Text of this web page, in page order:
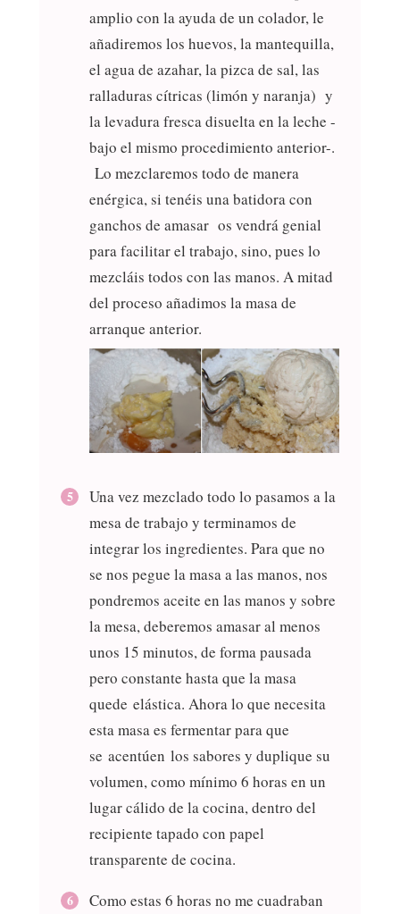
amplio con la ayuda de un colador, le
añadiremos los huevos, la mantequilla,
el agua de azahar, la pizca de sal, las
ralladuras cítricas (limón y naranja) y
la levadura fresca disuelta en la leche -
bajo el mismo procedimiento anterior-.
Lo mezclaremos todo de manera
enérgica, si tenéis una batidora con
ganchos de amasar os vendrá genial
para facilitar el trabajo, sino, pues lo
mezcláis todos con las manos. A mitad
del proceso añadimos la masa de
arranque anterior.
Una vez mezclado todo lo pasamos a la
mesa de trabajo y terminamos de
integrar los ingredientes. Para que no
se nos pegue la masa a las manos, nos
pondremos aceite en las manos y sobre
la mesa, deberemos amasar al menos
unos 15 minutos, de forma pausada
pero constante hasta que la masa
quede elástica. Ahora lo que necesita
esta masa es fermentar para que
se acentúen los sabores y duplique su
volumen, como mínimo 6 horas en un
lugar cálido de la cocina, dentro del
recipiente tapado con papel
transparente de cocina.
Como estas 6 horas no me cuadraban